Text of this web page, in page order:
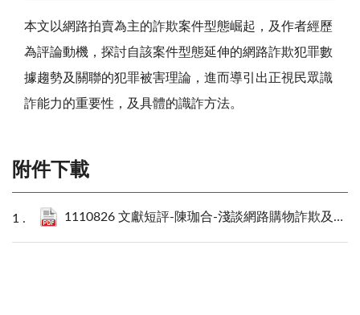
本文以網路拍賣為主的詐欺案件型態崛起，及作者經歷
為評論動機，探討自該案件型態延伸的網路詐欺犯罪數
據趨勢及關聯的犯罪被害理論，進而導引出正視民眾識
詐能力的重要性，及具體的識詐方法。
附件下載
1110826 文獻短評-陳珈合-淺談網路購物詐欺及被害預防.pdf